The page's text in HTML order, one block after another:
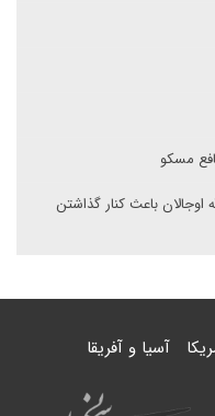
مسکو
اوجالان باعث کنار گذاشتن
آسیا و آفریقا